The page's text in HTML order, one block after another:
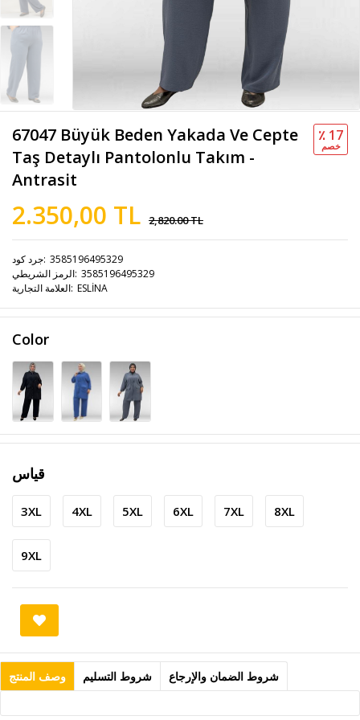
67047 Büyük Beden Yakada Ve Cepte
Taş Detaylı Pantolonlu Takım -
Antrasit
2.350,00 TL 2,820.00 TL
٪ 17
خصم
جرد كود 3585196495329
الرمز الشريطي 3585196495329
العلامة التجارية ESLİNA
Color
قياس
3XL 4XL 5XL 6XL 7XL 8XL
9XL
وصف المنتج شروط التسليم شروط الضمان والإرجاع